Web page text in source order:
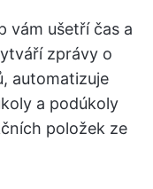
vám ušetří čas a
zprávy o
automatizuje
a podúkoly
položek ze